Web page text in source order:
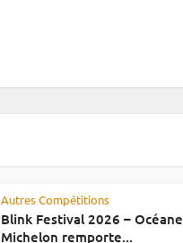
Autres Compétitions
Blink Festival 2026 – Océane
Michelon remporte...